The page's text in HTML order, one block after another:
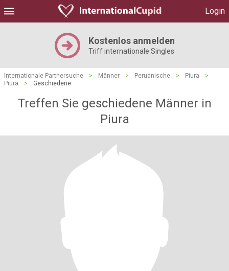
Login
Kostenlos anmelden
Triff internationale Singles
Internationale Partnersuche > Männer > Peruanische > Piura
>
Piura
> Geschiedene
Treffen Sie geschiedene Männer in
Piura